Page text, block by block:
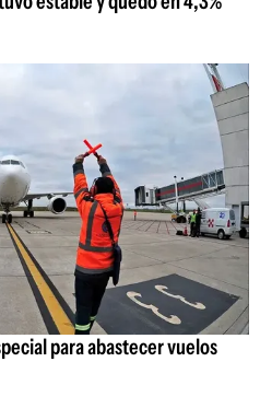
para abastecer vuelos